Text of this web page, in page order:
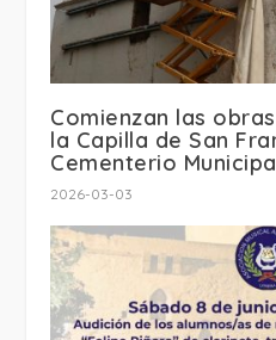
Comienzan las
la Capilla de San
Cementerio
2026-03-03